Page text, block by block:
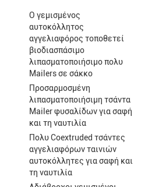
Ο γεμισμένος
αυτοκόλλητος
αγγελιαφόρος τοποθετεί
βιοδιασπάσιμο
λιπασματοποιήσιμο πολυ
Mailers σε σάκκο
Προσαρμοσμένη
λιπασματοποιήσιμη τσάντα
Mailer φυσαλίδων για σαφή
και τη ναυτιλία
Πολυ Coextruded τσάντες
αγγελιαφόρων ταινιών
αυτοκόλλητες για σαφή και
τη ναυτιλία